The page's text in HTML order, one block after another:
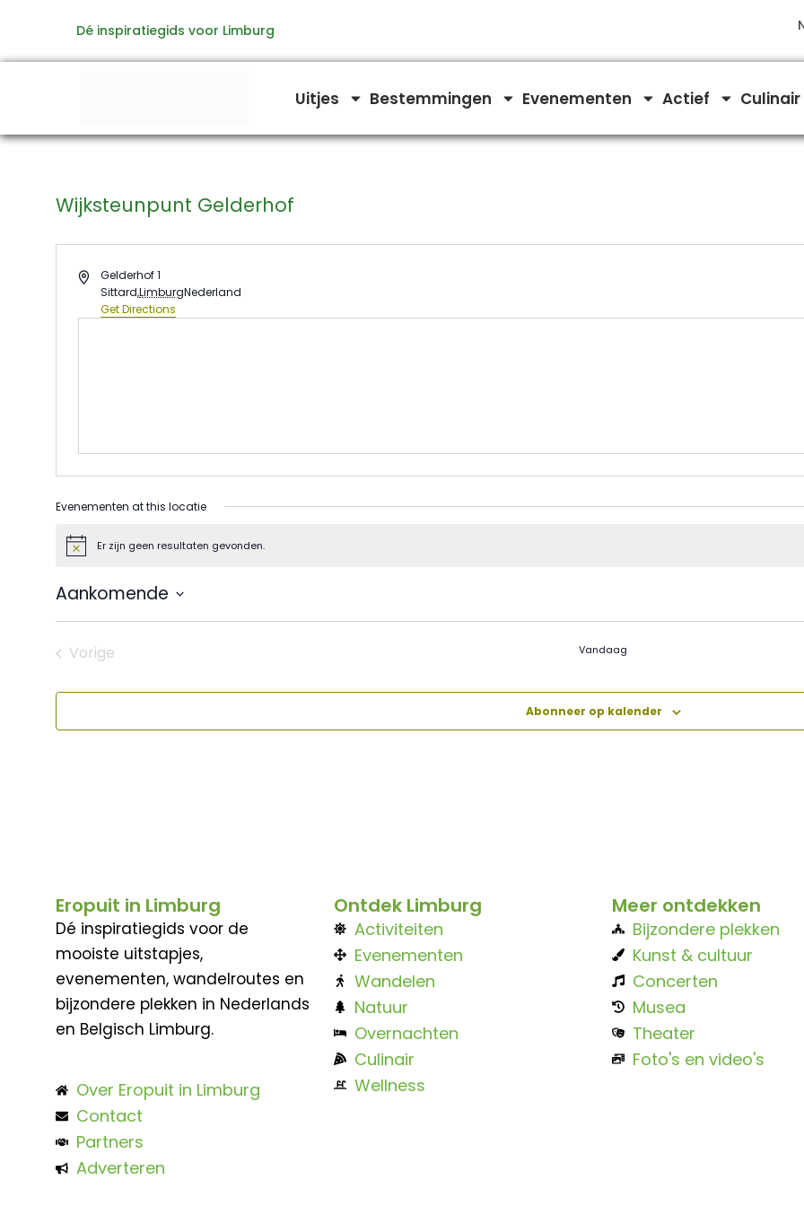
de
Dé inspiratiegids voor Limburg
Uitjes Bestemmingen Evenementen Actief Culinair
Wijksteunpunt Gelderhof
AddressGelderhof 1
Sittard,LimburgNederland
Get Directions
Evenementen at this locatie
BerichtEr zijn geen resultaten gevonden.
Aankomende
datum.
Vorige
Vandaag
Abonneer op kalender
Eropuit in Limburg
Dé inspiratiegids voor de
mooiste uitstapjes,
evenementen, wandelroutes en
bijzondere plekken in Nederlands
en Belgisch Limburg.
Over Eropuit in Limburg
Contact
Partners
Adverteren
Ontdek Limburg
Activiteiten
Evenementen
Wandelen
Natuur
Overnachten
Culinair
Wellness
Meer ontdekken
Bijzondere plekken
Kunst & cultuur
Concerten
Musea
Theater
Foto's en video's